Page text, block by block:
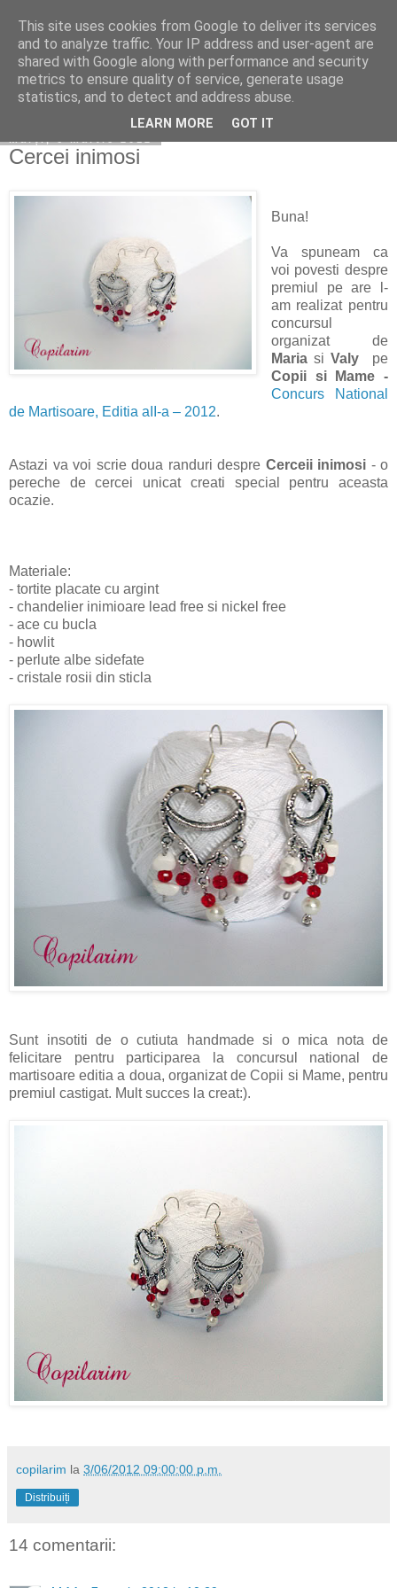
Copilarim
Cercei inimosi
Buna!
Va spuneam ca
voi povesti despre
premiul pe are l-
am realizat pentru
concursul
organizat de
MariasiValy pe
Copii si Mame -
Concurs National
de Martisoare, Editia aII-a – 2012.
Astazi va voi scrie doua randuri despre Cerceii inimosi - o
pereche de cercei unicat creati special pentru aceasta
ocazie.
Materiale:
- tortite placate cu argint
- chandelier inimioare lead free si nickel free
- ace cu bucla
- howlit
- perlute albe sidefate
- cristale rosii din sticla
Sunt insotiti de o cutiuta handmade si o mica nota de
felicitare pentru participarea la concursul national de
martisoare editia a doua, organizat de Copii si Mame, pentru
premiul castigat. Mult succes la creat:).
copilarim la 3/06/2012 09:00:00 p.m.
Distribuiți
14 comentarii:
This site uses cookies from Google to deliver its services
and to analyze traffic. Your IP address and user-agent are
shared with Google along with performance and security
metrics to ensure quality of service, generate usage
statistics, and to detect and address abuse.
LEARN MORE GOT IT